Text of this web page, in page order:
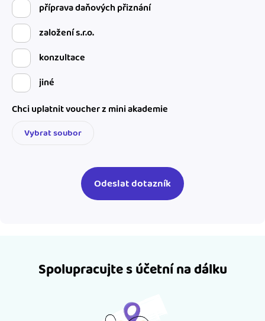
příprava daňových přiznání
založení s.r.o.
konzultace
jiné
Chci uplatnit voucher z mini akademie
Vybrat soubor
Spolupracujte s účetní na dálku